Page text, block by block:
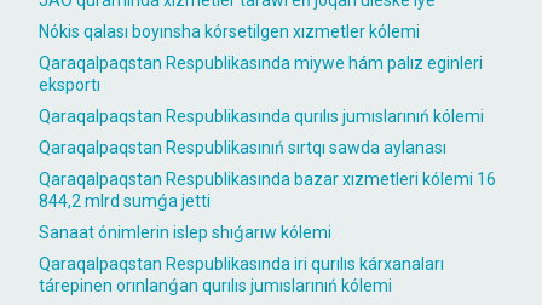
Nókis qalası boyınsha kórsetilgen xızmetler kólemi
Qaraqalpaqstan Respublikasında miywe hám palız eginleri
eksportı
Qaraqalpaqstan Respublikasında qurılıs jumıslarınıń kólemi
Qaraqalpaqstan Respublikasınıń sırtqı sawda aylanası
Qaraqalpaqstan Respublikasında bazar xızmetleri kólemi 16
844,2 mlrd sumǵa jetti
Sanaat ónimlerin islep shıǵarıw kólemi
Qaraqalpaqstan Respublikasında iri qurılıs kárxanaları
tárepinen orınlanǵan qurılıs jumıslarınıń kólemi